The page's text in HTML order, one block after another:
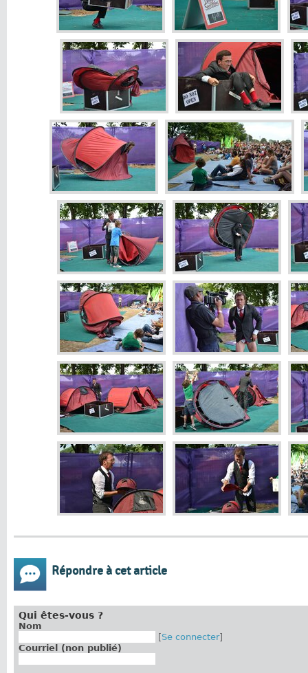
Répondre à cet article
Qui êtes-vous ?
Nom
[Se connecter]
Courriel (non publié)